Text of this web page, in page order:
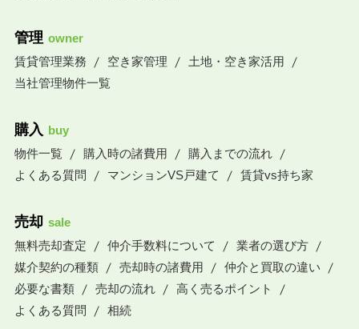
管理 owner
賃貸管理業務
空き家管理
土地・空き家活用
当社管理物件一覧
購入 buy
物件一覧
購入時の諸費用
購入までの流れ
よくある質問
マンションVS戸建て 賃貸vs持ち家
売却 sale
無料売却査定
仲介手数料について
業者の選び方
媒介契約の種類
売却時の諸費用
仲介と買取の違い
必要な書類
売却の流れ
高く売るポイント
よくある質問
相続